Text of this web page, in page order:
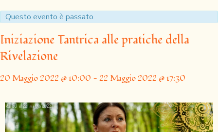
Questo evento è passato.
Iniziazione Tantrica alle pratiche della
Rivelazione
20 Maggio 2022 @ 10:00 - 22 Maggio 2022 @ 17:30